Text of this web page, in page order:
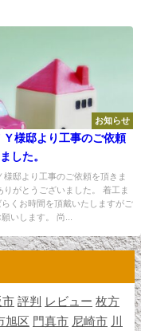
お知らせ
Ｙ様邸より工事のご依頼
した。
様邸より工事のご依頼を頂きま
りがとうございました。 着工ま
らくお時間を頂戴いたしますがご
いします。 尚...
市 評判 レビュー 枚方
旭区 門真市 尼崎市 川